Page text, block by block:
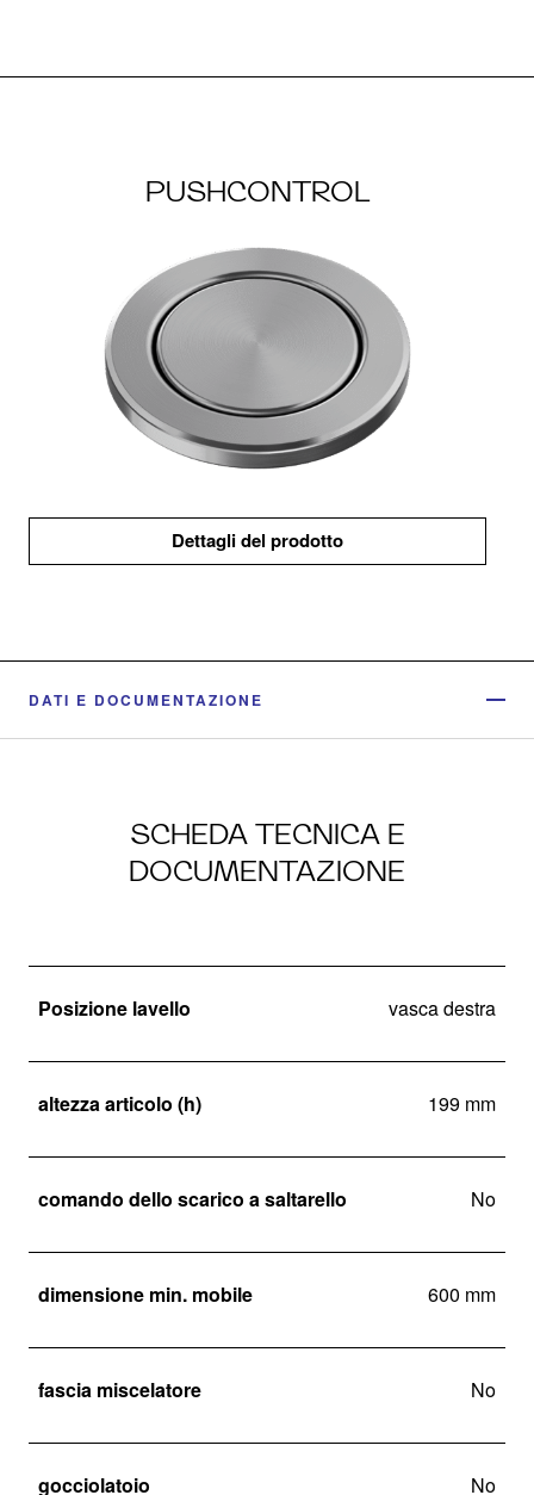
PUSHCONTROL
Dettagli del prodotto
DATI E DOCUMENTAZIONE
SCHEDA TECNICA E
DOCUMENTAZIONE
Posizione lavello vasca destra
altezza articolo (h) 199 mm
comando dello scarico a saltarello No
dimensione min. mobile 600 mm
fascia miscelatore No
gocciolatoio No